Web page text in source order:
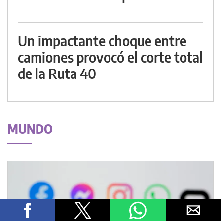
Un impactante choque entre
camiones provocó el corte total
de la Ruta 40
MUNDO